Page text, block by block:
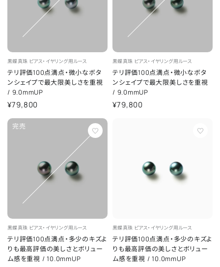
黒蝶真珠 ピアス・イヤリング用ルース
テリ評価100点満点・微小なボタ
ンシェイプで最大限美しさを重視
/ 9.0mmUP
¥79,800
黒蝶真珠 ピアス・イヤリング用ルース
テリ評価100点満点・微小なボタ
ンシェイプで最大限美しさを重視
/ 9.0mmUP
¥79,800
黒蝶真珠 ピアス・イヤリング用ルース
テリ評価100点満点・多少のキズよ
りも最高評価の美しさとボリュー
ム感を重視 /10.0mmUP
完売
黒蝶真珠 ピアス・イヤリング用ルース
テリ評価100点満点・多少のキズよ
りも最高評価の美しさとボリュー
ム感を重視 /10.0mmUP